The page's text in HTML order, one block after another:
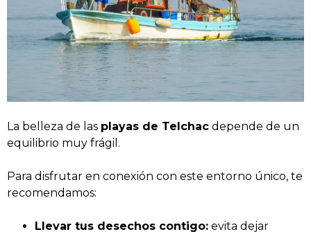
La belleza de las playas de Telchac depende de un
equilibrio muy frágil.
Para disfrutar en conexión con este entorno único, te
recomendamos:
Llevar tus desechos contigo: evita dejar